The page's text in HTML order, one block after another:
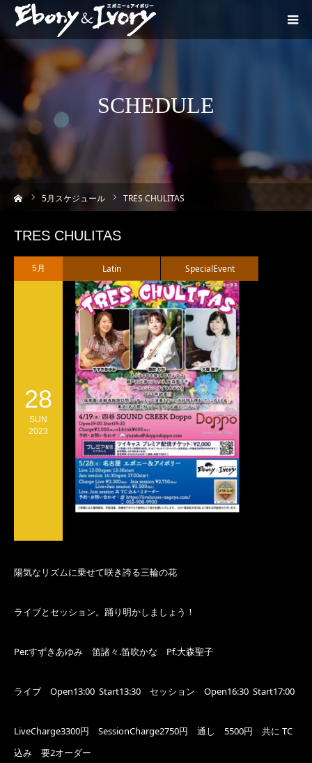
SCHEDULE
5月スケジュール TRES CHULITAS
TRES CHULITAS
5月
28
SUN
2023
Latin SpecialEvent
陽気なリズムに乗せて咲き誇る三輪の花
ライブとセッション。踊り明かしましょう！
Per.すずきあゆみ 笛諸々.笛吹かな Pf.大森聖子
ライブ Open13:00 Start13:30 セッション Open16:30 Start17:00
LiveCharge3300円 SessionCharge2750円 通し 5500円 共に TC
込み 要2オーダー